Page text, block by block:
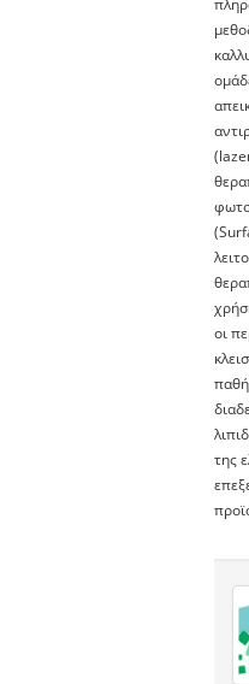
οι
της